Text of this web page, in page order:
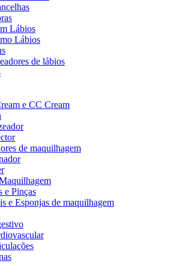
Lábios
Lábios
de lábios
e CC Cream
de maquilhagem
e Pinças
e Esponjas de maquilhagem